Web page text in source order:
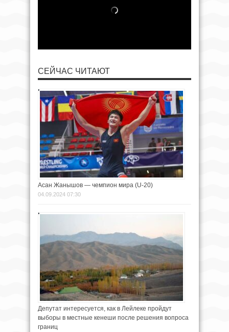
СЕЙЧАС ЧИТАЮТ
Асан Жанышов — чемпион мира (U-20)
04.09.2024 07:30
Депутат интересуется, как в Лейлеке пройдут
выборы в местные кенеши после решения вопроса
границ